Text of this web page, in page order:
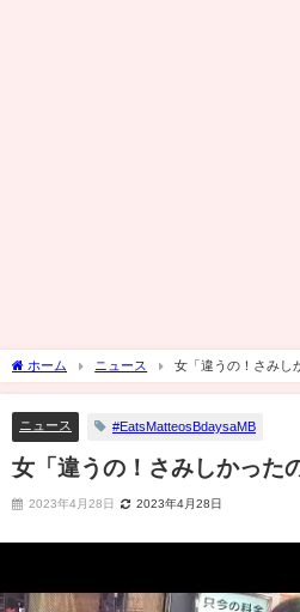
ホーム ニュース 女「違うの！さみし
ニュース #EatsMatteosBdaysaMB
女「違うの！さみしかった
2023年4月28日 2023年4月28日